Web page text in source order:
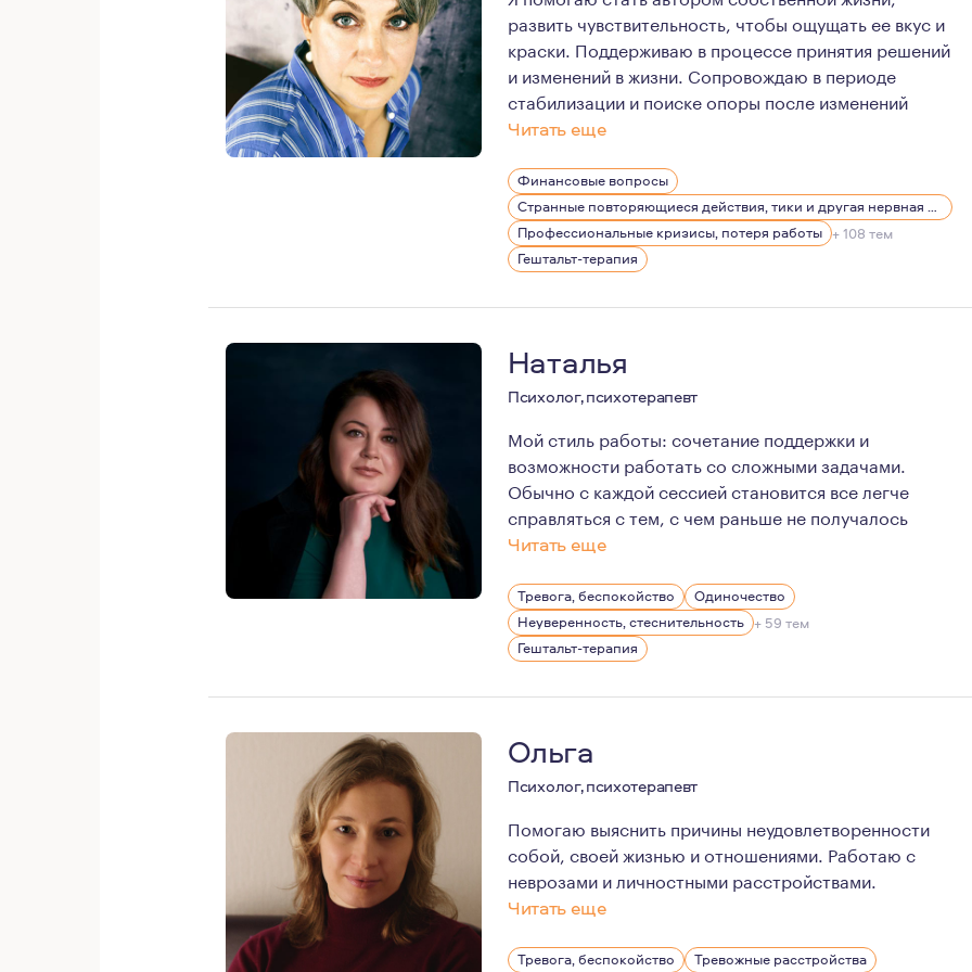
развить чувствительность, чтобы ощущать ее вкус и
краски. Поддерживаю в процессе принятия решений
и изменений в жизни. Сопровождаю в периоде
стабилизации и поиске опоры после изменений
Читать еще
На мой взгляд, терапия - это прежде всего
Ведущей по жизни эмоцией для меня является
Родилась в семье медиков. Естественно, мечтала
На протяжении 20 лет работала руководителем
Я замужем, есть взрослая дочь. Есть друзья,
Финансовые вопросы
Странные повторяющиеся действия, тики и другая нервная симптоматика
Профессиональные кризисы, потеря работы + 108 тем
Гештальт-терапия
Наталья
Психолог, психотерапевт
Мой стиль работы: сочетание поддержки и
возможности работать со сложными задачами.
Обычно с каждой сессией становится все легче
справляться с тем, с чем раньше не получалось
Читать еще
Я не идеальный человек. Знаю не понаслышке, что
Тревога, беспокойство
Одиночество
Неуверенность, стеснительность + 59 тем
Гештальт-терапия
Ольга
Психолог, психотерапевт
Помогаю выяснить причины неудовлетворенности
собой, своей жизнью и отношениями. Работаю с
неврозами и личностными расстройствами.
Читать еще
В работе я сочетаю экзистенциальный
Тревога, беспокойство Тревожные расстройства